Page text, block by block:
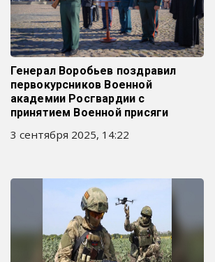
Генерал Воробьев поздравил
первокурсников Военной
академии Росгвардии с
принятием Военной присяги
3 сентября 2025, 14:22